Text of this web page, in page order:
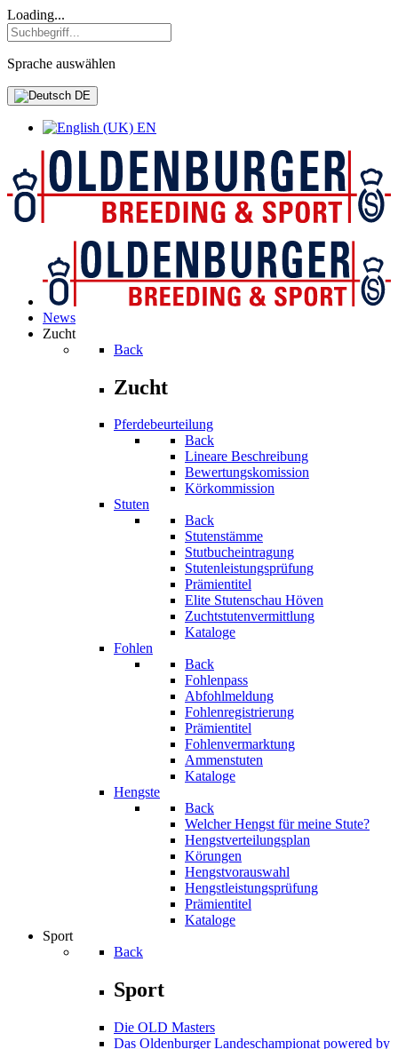
Loading...
Sprache auswählen
DE
EN
News
Zucht
Back
Zucht
Pferdebeurteilung
Back
Lineare Beschreibung
Bewertungskomission
Körkommission
Stuten
Back
Stutenstämme
Stutbucheintragung
Stutenleistungsprüfung
Prämientitel
Elite Stutenschau Höven
Zuchtstutenvermittlung
Kataloge
Fohlen
Back
Fohlenpass
Abfohlmeldung
Fohlenregistrierung
Prämientitel
Fohlenvermarktung
Ammenstuten
Kataloge
Hengste
Back
Welcher Hengst für meine Stute?
Hengstverteilungsplan
Körungen
Hengstvorauswahl
Hengstleistungsprüfung
Prämientitel
Kataloge
Sport
Back
Sport
Die OLD Masters
Das Oldenburger Landeschampionat powered by